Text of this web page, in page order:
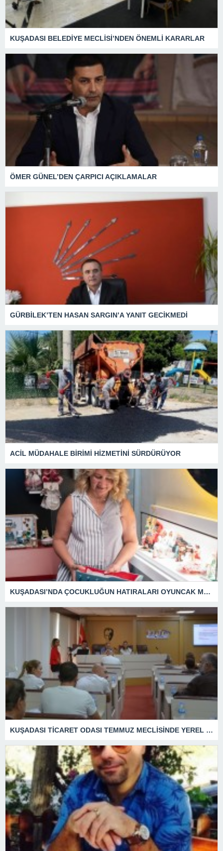
KUŞADASI BELEDİYE MECLİSİ’NDEN ÖNEMLİ KARARLAR
ÖMER GÜNEL’DEN ÇARPICI AÇIKLAMALAR
GÜRBİLEK’TEN HASAN SARGIN’A YANIT GECİKMEDİ
ACİL MÜDAHALE BİRİMİ HİZMETİNİ SÜRDÜRÜYOR
KUŞADASI’NDA ÇOCUKLUĞUN HATIRALARI OYUNCAK MÜZESİNDE HAYAT BULACAK
KUŞADASI TİCARET ODASI TEMMUZ MECLİSİNDE YEREL İŞLETMELERE ANLAMLI DESTEK